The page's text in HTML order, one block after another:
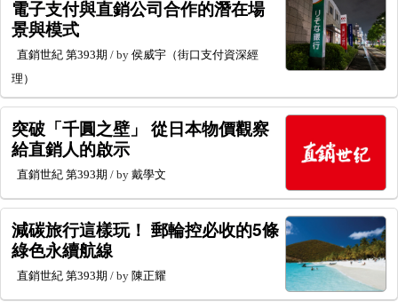
電子支付與直銷公司合作的潛在場
景與模式
直銷世紀 第393期 / by 侯威宇（街口支付資深經
理）
突破「千圓之壁」 從日本物價觀察
給直銷人的啟示
直銷世紀 第393期 / by 戴學文
減碳旅行這樣玩！ 郵輪控必收的5條
綠色永續航線
直銷世紀 第393期 / by 陳正耀